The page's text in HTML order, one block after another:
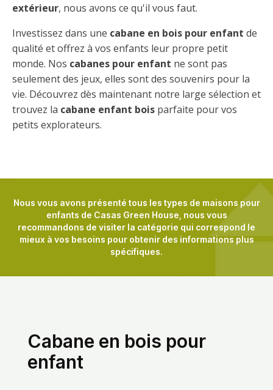
extérieur, nous avons ce qu'il vous faut.
Investissez dans une cabane en bois pour enfant de
qualité et offrez à vos enfants leur propre petit
monde. Nos cabanes pour enfant ne sont pas
seulement des jeux, elles sont des souvenirs pour la
vie. Découvrez dès maintenant notre large sélection et
trouvez la cabane enfant bois parfaite pour vos
petits explorateurs.
Nous vous avons présenté tous les types de maisons pour
enfants de Casas Green House, nous vous
recommandons de visiter la catégorie qui correspond le
mieux à vos besoins pour obtenir des informations plus
spécifiques.
Cabane en bois pour
enfant